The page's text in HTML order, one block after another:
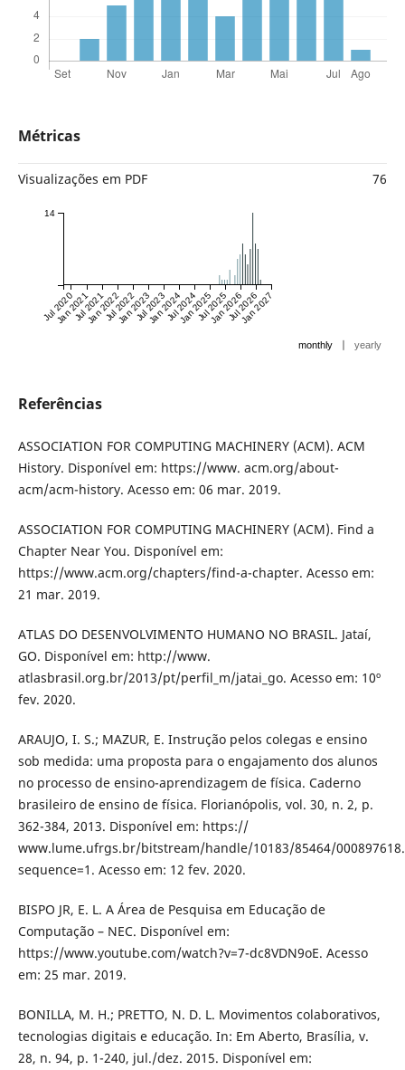
Métricas
Visualizações em PDF 76
Jul 2020
Jan 2021Jul 2021
Jan 2022Jul 2022
Jan 2023Jul 2023
Jan 2024Jul 2024
Jan 2025Jul 2025
Jan 2026Jul 2026
Jan 2027
14
monthly | yearly
Referências
ASSOCIATION FOR COMPUTING MACHINERY (ACM). ACM
History. Disponível em: https://www. acm.org/about-
acm/acm-history. Acesso em: 06 mar. 2019.
ASSOCIATION FOR COMPUTING MACHINERY (ACM). Find a
Chapter Near You. Disponível em:
https://www.acm.org/chapters/find-a-chapter. Acesso em:
21 mar. 2019.
ATLAS DO DESENVOLVIMENTO HUMANO NO BRASIL. Jataí,
GO. Disponível em: http://www.
atlasbrasil.org.br/2013/pt/perfil_m/jatai_go. Acesso em: 10º
fev. 2020.
ARAUJO, I. S.; MAZUR, E. Instrução pelos colegas e ensino
sob medida: uma proposta para o engajamento dos alunos
no processo de ensino-aprendizagem de física. Caderno
brasileiro de ensino de física. Florianópolis, vol. 30, n. 2, p.
362-384, 2013. Disponível em: https://
www.lume.ufrgs.br/bitstream/handle/10183/85464/
sequence=1. Acesso em: 12 fev. 2020.
BISPO JR, E. L. A Área de Pesquisa em Educação de
Computação – NEC. Disponível em:
https://www.youtube.com/watch?v=7-dc8VDN9oE. Acesso
em: 25 mar. 2019.
BONILLA, M. H.; PRETTO, N. D. L. Movimentos colaborativos,
tecnologias digitais e educação. In: Em Aberto, Brasília, v.
28, n. 94, p. 1-240, jul./dez. 2015. Disponível em: